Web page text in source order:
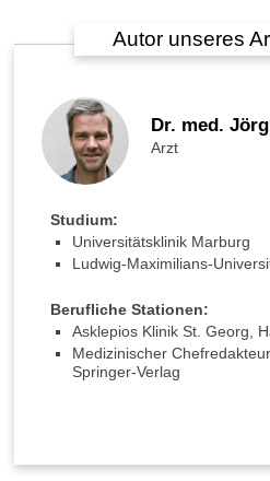
Autor unseres
Dr. med.
Arzt
Studium:
Universitätsklinik Marburg
Ludwig-Maximilians-
Berufliche Stationen:
Asklepios Klinik St. Georg,
Medizinischer
Springer-Verlag
r
f
t
g
e
e
n
D
a
b
e
t